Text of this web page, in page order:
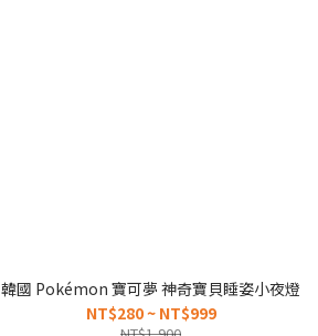
韓國 Pokémon 寶可夢 神奇寶貝睡姿小夜燈
NT$280 ~ NT$999